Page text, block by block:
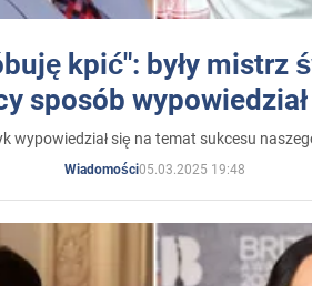
kpić": były mistrz
sposób
wypowiedział się na temat sukcesu
Wiadomości05.03.2025 19:48